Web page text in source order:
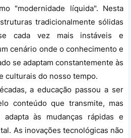
"modernidade líquida". Nesta
tradicionalmente sólidas
cada vez mais instáveis e
cenário onde o conhecimento e
se adaptam constantemente às
culturais do nosso tempo.
a educação passou a ser
conteúdo que transmite, mas
às mudanças rápidas e
As inovações tecnológicas não